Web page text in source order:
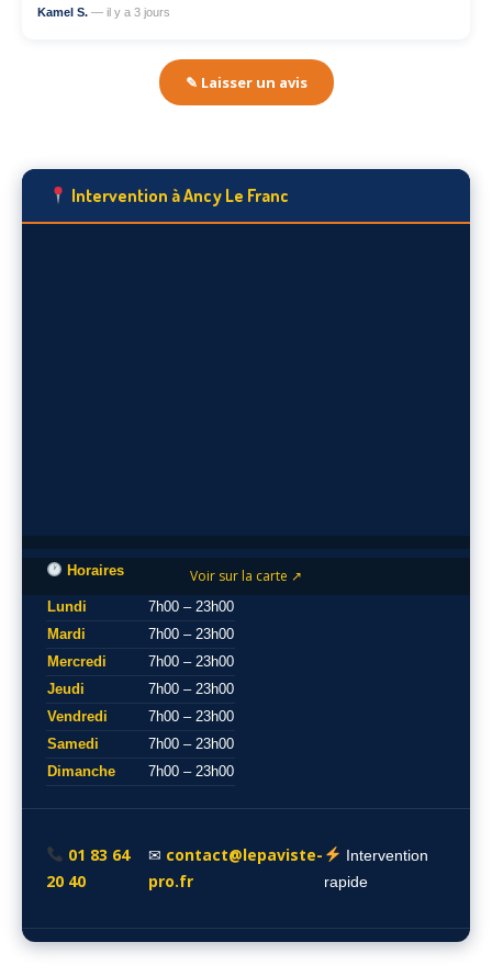
Kamel S. — il y a 3 jours
✎ Laisser un avis
Intervention à Ancy Le Franc
Voir sur la carte ↗
Horaires
Lundi
7h00 – 23h00
Mardi
7h00 – 23h00
Mercredi
7h00 – 23h00
Jeudi
7h00 – 23h00
Vendredi
7h00 – 23h00
Samedi
7h00 – 23h00
Dimanche
7h00 – 23h00
01 83 64
20 40
✉ contact@lepaviste-
pro.fr
Intervention
rapide